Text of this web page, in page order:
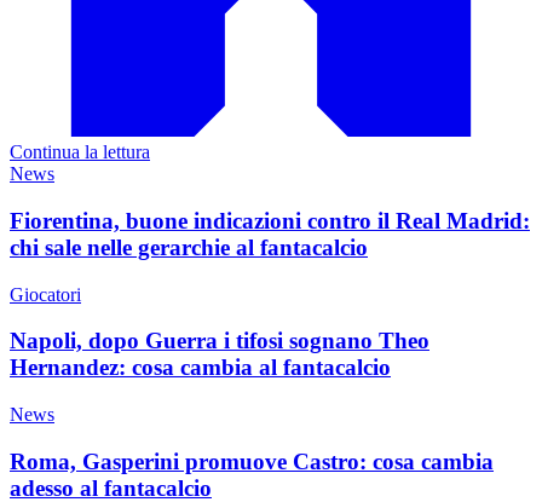
Continua la lettura
News
Fiorentina, buone indicazioni contro il Real Madrid:
chi sale nelle gerarchie al fantacalcio
Giocatori
Napoli, dopo Guerra i tifosi sognano Theo
Hernandez: cosa cambia al fantacalcio
News
Roma, Gasperini promuove Castro: cosa cambia
adesso al fantacalcio